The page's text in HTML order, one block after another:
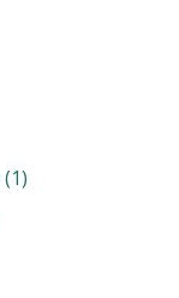
(1)